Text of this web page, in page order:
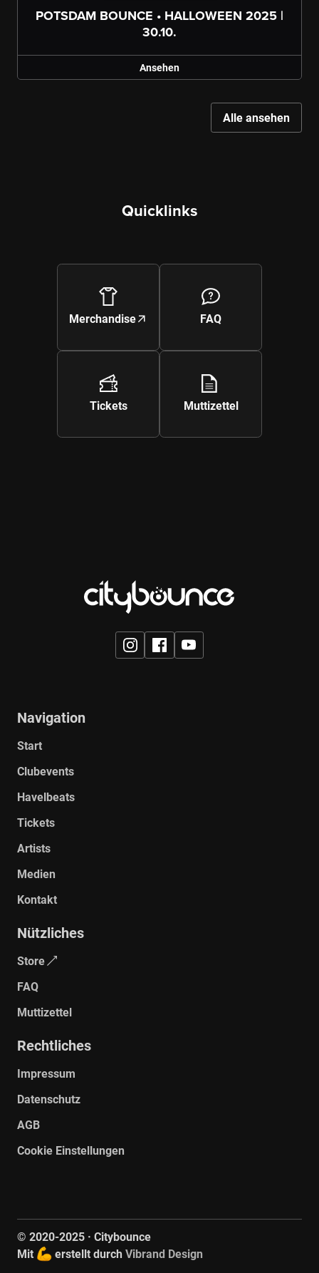
Galerie ansehen
Galerie ansehen
POTSDAM BOUNCE • HALLOWEEN 2025 |
30.10.
Ansehen
Alle ansehen
Quicklinks
Merchandise FAQ
Tickets Muttizettel
Navigation
Start
Clubevents
Havelbeats
Tickets
Artists
Medien
Kontakt
Nützliches
Store
FAQ
Muttizettel
Rechtliches
Impressum
Datenschutz
AGB
Cookie Einstellungen
© 2020-2025 · Citybounce
Mit
erstellt durch Vibrand Design